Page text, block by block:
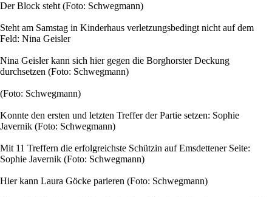
Der Block steht (Foto: Schwegmann)
Steht am Samstag in Kinderhaus verletzungsbedingt nicht auf dem
Feld: Nina Geisler
Nina Geisler kann sich hier gegen die Borghorster Deckung
durchsetzen (Foto: Schwegmann)
(Foto: Schwegmann)
Konnte den ersten und letzten Treffer der Partie setzen: Sophie
Javernik (Foto: Schwegmann)
Mit 11 Treffern die erfolgreichste Schützin auf Emsdettener Seite:
Sophie Javernik (Foto: Schwegmann)
Hier kann Laura Göcke parieren (Foto: Schwegmann)